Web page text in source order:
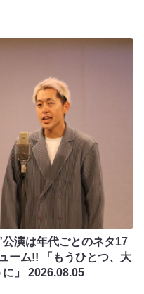
演は年代ごとのネタ17
ーム!! 「もうひとつ、大
に」2026.08.05